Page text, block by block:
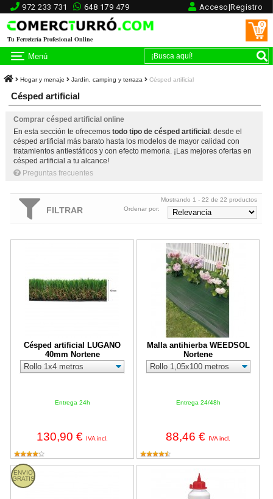
972 233 731 648 179 479 Acceso|Registro
Tu Ferretería Profesional Online
0
Menú
Hogar y menaje Jardín, camping y terraza Césped artificial
Césped artificial
Comprar césped artificial online
En esta sección te ofrecemos todo tipo de césped artificial : desde el
césped artificial más barato hasta los modelos de mayor calidad con
tratamientos antiestáticos y con efecto memoria. ¡Las mejores ofertas en
césped artificial a tu alcance!
Preguntas frecuentes
FILTRAR
Mostrando 1 - 22 de 22 productos
Ordenar por:
Césped artificial LUGANO
40mm Nortene
Entrega 24h
130,90 € IVA incl.
Césped artificial LUGANO 40mm Nortene
Malla antihierba WEEDSOL
Nortene
Entrega 24/48h
88,46 € IVA incl.
Malla antihierba WEEDSOL
ENVIO
GRATIS
Césped artificial VITORIA 40mm NorteneCola para césped artificial GLUE